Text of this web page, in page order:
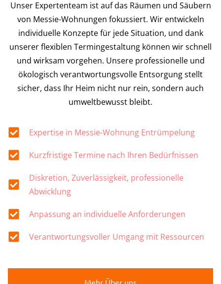
Unser Expertenteam ist auf das Räumen und Säubern
von Messie-Wohnungen fokussiert. Wir entwickeln
individuelle Konzepte für jede Situation, und dank
unserer flexiblen Termingestaltung können wir schnell
und wirksam vorgehen. Unsere professionelle und
ökologisch verantwortungsvolle Entsorgung stellt
sicher, dass Ihr Heim nicht nur rein, sondern auch
umweltbewusst bleibt.
Expertise in Messie-Wohnung Entrümpelung
Kurzfristige Termine nach Ihren Bedürfnissen
Diskretion, Zuverlässigkeit, professionelle
Abwicklung
Anpassung an individuelle Anforderungen
Verantwortungsvoller Umgang mit Ressourcen